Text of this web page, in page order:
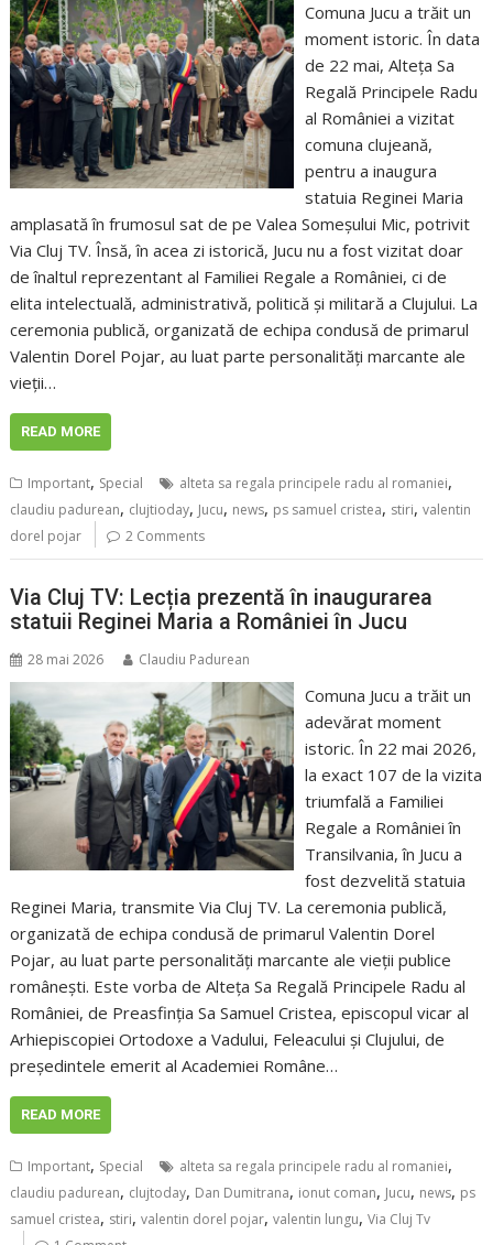
Comuna Jucu a trăit un
moment istoric. În data
de 22 mai, Alteța Sa
Regală Principele Radu
al României a vizitat
comuna clujeană,
pentru a inaugura
statuia Reginei Maria
amplasată în frumosul sat de pe Valea Someșului Mic, potrivit
Via Cluj TV. Însă, în acea zi istorică, Jucu nu a fost vizitat doar
de înaltul reprezentant al Familiei Regale a României, ci de
elita intelectuală, administrativă, politică și militară a Clujului. La
ceremonia publică, organizată de echipa condusă de primarul
Valentin Dorel Pojar, au luat parte personalități marcante ale
vieții…
READ MORE
Important, Special alteta sa regala principele radu al romaniei,
claudiu padurean, clujtioday, Jucu, news, ps samuel cristea, stiri,valentin
dorel pojar
2 Comments
Via Cluj TV: Lecția prezentă în inaugurarea
statuii Reginei Maria a României în Jucu
28 mai 2026 Claudiu Padurean
Comuna Jucu a trăit un
adevărat moment
istoric. În 22 mai 2026,
la exact 107 de la vizita
triumfală a Familiei
Regale a României în
Transilvania, în Jucu a
fost dezvelită statuia
Reginei Maria, transmite Via Cluj TV. La ceremonia publică,
organizată de echipa condusă de primarul Valentin Dorel
Pojar, au luat parte personalități marcante ale vieții publice
românești. Este vorba de Alteța Sa Regală Principele Radu al
României, de Preasfinția Sa Samuel Cristea, episcopul vicar al
Arhiepiscopiei Ortodoxe a Vadului, Feleacului și Clujului, de
președintele emerit al Academiei Române…
READ MORE
Important, Special alteta sa regala principele radu al romaniei,
claudiu padurean, clujtoday, Dan Dumitrana, ionut coman, Jucu, news, ps
samuel cristea, stiri,valentin dorel pojar,valentin lungu,Via Cluj Tv